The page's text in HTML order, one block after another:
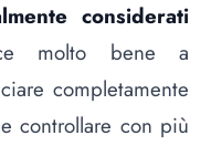
considerati
molto bene a
completamente
controllare con più